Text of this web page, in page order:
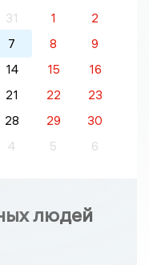
31 1
2
7 8
9
14 15
16
21 22
23
28 29
30
4 5 6
людей